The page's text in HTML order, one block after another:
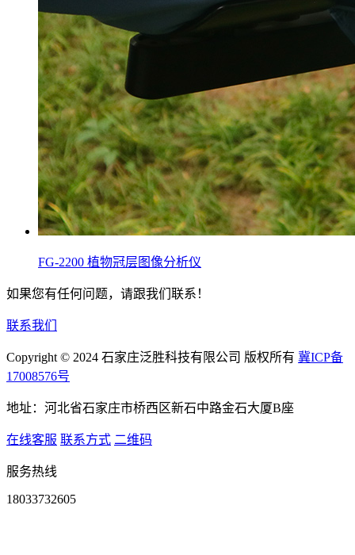
FG-2200 植物冠层图像分析仪
如果您有任何问题，请跟我们联系！
联系我们
Copyright © 2024 石家庄泛胜科技有限公司 版权所有 冀ICP备
17008576号
地址：河北省石家庄市桥西区新石中路金石大厦B座
在线客服 联系方式 二维码
服务热线
18033732605